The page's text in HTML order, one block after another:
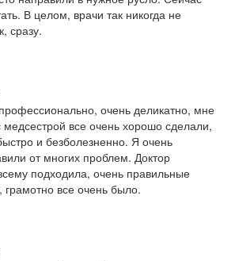
В целом, врачи так никогда не
сразу.
очень деликатно, мне
все очень хорошо сделали,
и безболезненно. Я очень
от многих проблем. Доктор
подходила, очень правильные
все очень было.